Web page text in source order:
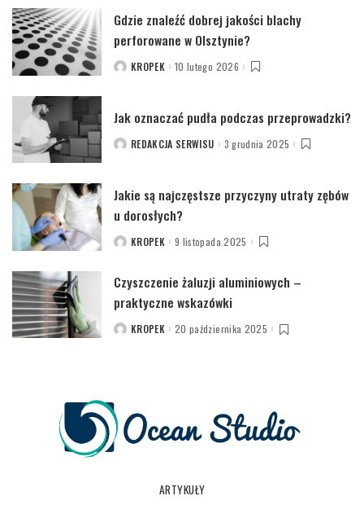
Gdzie znaleźć dobrej jakości blachy
perforowane w Olsztynie?
POSTEDKROPEK 10 lutego 2026
Jak oznaczać pudła podczas przeprowadzki?
POSTEDREDAKCJA SERWISU 3 grudnia 2025
Jakie są najczęstsze przyczyny utraty zębów
u dorosłych?
POSTEDKROPEK 9 listopada 2025
Czyszczenie żaluzji aluminiowych –
praktyczne wskazówki
POSTEDKROPEK 20 października 2025
ARTYKUŁY